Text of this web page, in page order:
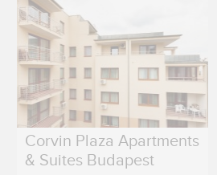
Corvin Plaza Apartments
& Suites Budapest